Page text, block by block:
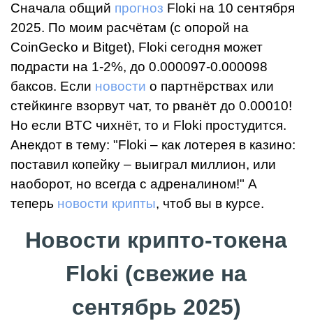
Сначала общий прогноз Floki на 10 сентября
2025. По моим расчётам (с опорой на
CoinGecko и Bitget), Floki сегодня может
подрасти на 1-2%, до 0.000097-0.000098
баксов. Если новости о партнёрствах или
стейкинге взорвут чат, то рванёт до 0.00010!
Но если BTC чихнёт, то и Floki простудится.
Анекдот в тему: "Floki – как лотерея в казино:
поставил копейку – выиграл миллион, или
наоборот, но всегда с адреналином!" А
теперь новости крипты, чтоб вы в курсе.
Новости крипто-токена
Floki (свежие на
сентябрь 2025)